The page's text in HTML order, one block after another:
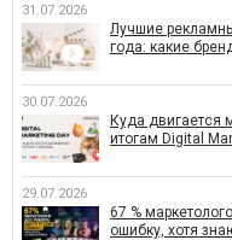
31.07.2026
Лучшие
года: какие
30.07.2026
Куда двигается
итогам Digital
29.07.2026
67 %
ошибку, хотя